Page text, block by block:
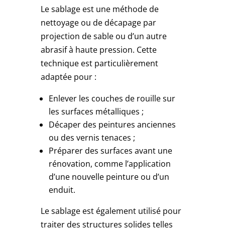
Le sablage est une méthode de
nettoyage ou de décapage par
projection de sable ou d’un autre
abrasif à haute pression. Cette
technique est particulièrement
adaptée pour :
Enlever les couches de rouille sur
les surfaces métalliques ;
Décaper des peintures anciennes
ou des vernis tenaces ;
Préparer des surfaces avant une
rénovation, comme l’application
d’une nouvelle peinture ou d’un
enduit.
Le sablage est également utilisé pour
traiter des structures solides telles